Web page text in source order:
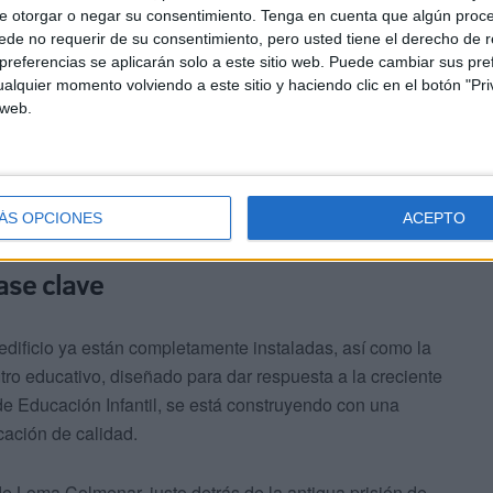
otorgar o negar su consentimiento. Tenga en cuenta que algún
no requerir de su consentimiento, pero usted tiene el derecho de
se aplicarán solo a este sitio web. Puede cambiar sus
momento volviendo a este sitio y haciendo clic en el botón
OPCIONES ACEPTO
sus esfuerzos en consolidar cada una de las plantas
de lascolumnasy la instalación de los sistemas de
y la distribución del centro, evidenciando cómo
clave
ya están completamente instaladas, así como la
educativo, diseñado para dar respuesta a la creciente
Educación Infantil, se está construyendo con una
de calidad.